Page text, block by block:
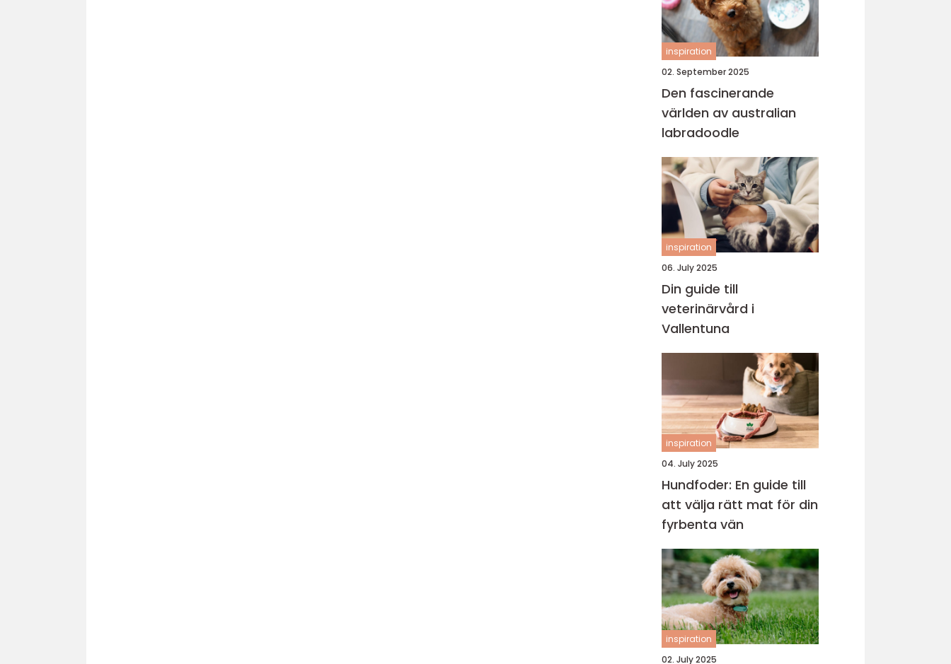
inspiration
02. September 2025
Den fascinerande
världen av australian
labradoodle
inspiration
06. July 2025
Din guide till
veterinärvård i
Vallentuna
inspiration
04. July 2025
Hundfoder: En guide till
att välja rätt mat för din
fyrbenta vän
inspiration
02. July 2025